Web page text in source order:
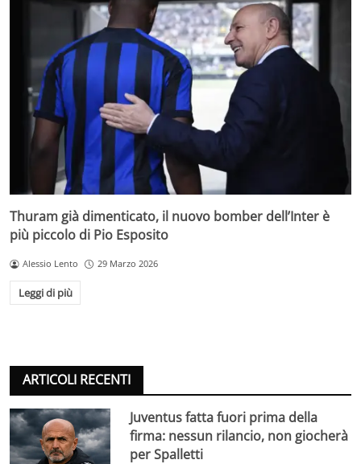
Thuram già dimenticato, il nuovo bomber dell’Inter è
più piccolo di Pio Esposito
Alessio Lento 29 Marzo 2026
Leggi di più
ARTICOLI RECENTI
Juventus fatta fuori prima della
firma: nessun rilancio, non giocherà
per Spalletti